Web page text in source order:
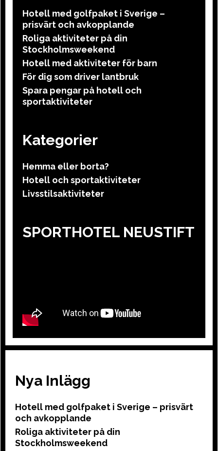
Hotell med golfpaket i Sverige –
prisvärt och avkopplande
Roliga aktiviteter på din
Stockholmsweekend
Hotell med aktiviteter för barn
För dig som driver lantbruk
Spara pengar på hotell och
sportaktiviteter
Kategorier
Hemma eller borta?
Hotell och sportaktiviteter
Livsstilsaktiviteter
SPORTHOTEL NEUSTIFT
Nya Inlägg
Hotell med golfpaket i Sverige – prisvärt
och avkopplande
Roliga aktiviteter på din
Stockholmsweekend